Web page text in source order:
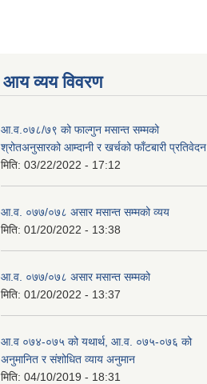
आय व्यय विवरण
आ.व.०७८/७९ को फाल्गुन मसान्त सम्मको
श्रोतअनुसारको आम्दानी र खर्चको फाँटबारी प्रतिवेदन
मिति: 03/22/2022 - 17:12
आ.व. ०७७/०७८ असार मसान्त सम्मको व्यय
मिति: 01/20/2022 - 13:38
आ.व. ०७७/०७८ असार मसान्त सम्मको
मिति: 01/20/2022 - 13:37
आ.व ०७४-०७५ को यथार्थ, आ.व. ०७५-०७६ को
अनुमानित र संशोधित व्याय अनुमान
मिति: 04/10/2019 - 18:31